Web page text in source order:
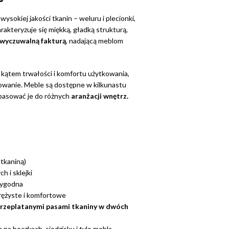
jakości tkanin – weluru i plecionki,
się miękką, gładką strukturą,
wyczuwalną fakturą, nadającą meblom
trwałości i komfortu użytkowania,
Meble są dostępne w kilkunastu
je do różnych aranżacji wnętrz.
i sklejki
i komfortowe
pasami tkaniny w dwóch